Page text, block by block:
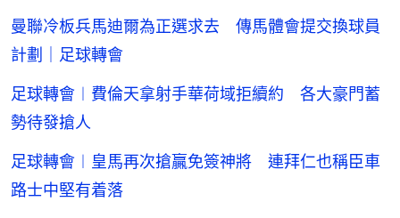
曼聯冷板兵馬迪爾為正選求去 傳馬體會提交換球員
計劃｜足球轉會
足球轉會︱費倫天拿射手華荷域拒續約 各大豪門蓄
勢待發搶人
足球轉會︱皇馬再次搶贏免簽神將 連拜仁也稱臣車
路士中堅有着落